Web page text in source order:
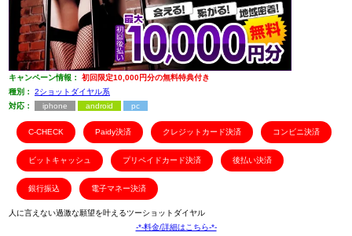
キャンペーン情報：
初回限定10,000円分の無料特典付き
種別：
2ショットダイヤル系
対応：
iphone android pc
C-CHECK Paidy決済 クレジットカード決済 コンビニ決済
ビットキャッシュ プリペイドカード決済 後払い決済
銀行振込 電子マネー決済
人に言えない過激な願望を叶えるツーショットダイヤル
-*-料金/詳細はこちら-*-